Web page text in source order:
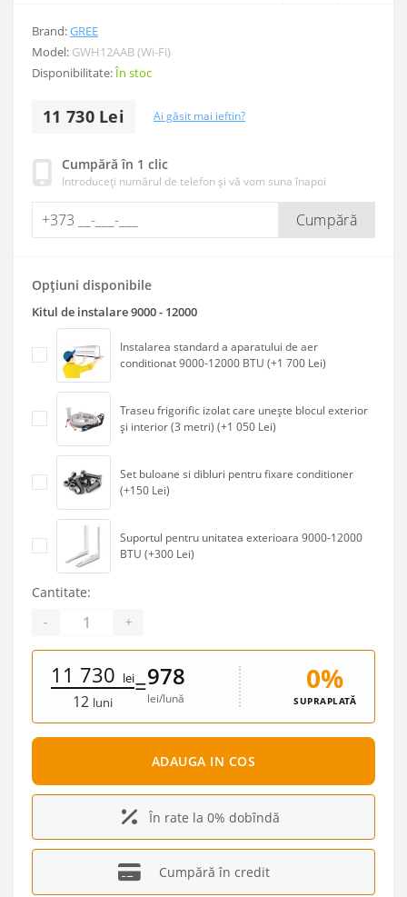
Brand:GREE
Model: GWH12AAB (Wi-Fi)
Disponibilitate:În stoc
11 730 Lei Ai găsit mai ieftin?
Cumpără în 1 clic
Introduceți numărul de telefon și vă vom suna înapoi
Cumpără
Opțiuni disponibile
Kitul de instalare 9000 - 12000
Instalarea standard a aparatului de aer
conditionat 9000-12000 BTU (+1 700 Lei)
Traseu frigorific izolat care unește blocul exterior
și interior (3 metri) (+1 050 Lei)
Set buloane si dibluri pentru fixare conditioner
(+150 Lei)
Suportul pentru unitatea exterioara 9000-12000
BTU (+300 Lei)
Cantitate:
- +
11 730 lei
12 luni
=978
lei/lună
0%
SUPRAPLATĂ
ADAUGA IN COS
În rate la 0% dobîndă
Cumpără în credit